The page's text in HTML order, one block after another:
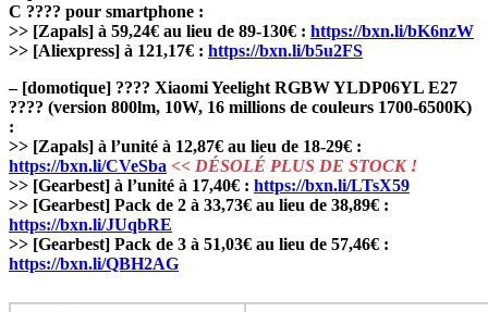
C ???? pour smartphone :
>> [Zapals] à 59,24€ au lieu de 89-130€ : https://bxn.li/bK6nzW
>> [Aliexpress] à 121,17€ : https://bxn.li/b5u2FS
– [domotique] ???? Xiaomi Yeelight RGBW YLDP06YL E27
???? (version 800lm, 10W, 16 millions de couleurs 1700-6500K)
:
>> [Zapals] à l’unité à 12,87€ au lieu de 18-29€ :
https://bxn.li/CVeSba << DÉSOLÉ PLUS DE STOCK !
>> [Gearbest] à l’unité à 17,40€ : https://bxn.li/LTsX59
>> [Gearbest] Pack de 2 à 33,73€ au lieu de 38,89€ :
https://bxn.li/JUqbRE
>> [Gearbest] Pack de 3 à 51,03€ au lieu de 57,46€ :
https://bxn.li/QBH2AG